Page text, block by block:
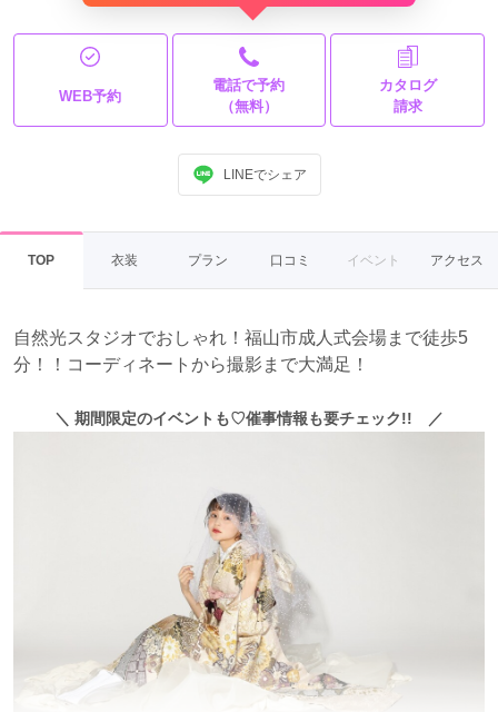
WEB予約
電話で予約
（無料）
カタログ
請求
LINEでシェア
TOP 衣装 プラン 口コミ イベント アクセス
自然光スタジオでおしゃれ！福山市成人式会場まで徒歩5
分！！コーディネートから撮影まで大満足！
＼ 期間限定のイベントも♡催事情報も要チェック!! ／